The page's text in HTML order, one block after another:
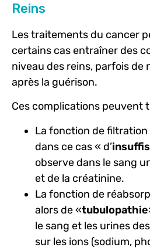
Reins
Les traitements du cancer
certains cas entraîner des
niveau des reins, parfois de
après la guérison.
Ces complications peuvent
La fonction de filtration
dans ce cas « d’
observe dans le sang
et de la créatinine.
La fonction de
alors de «tubulopathie
le sang et les urines
sur les ions (sodium,